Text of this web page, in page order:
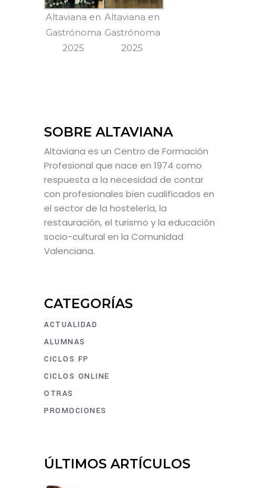
Altaviana en
Gastrónoma
2025
Altaviana en
Gastrónoma
2025
SOBRE ALTAVIANA
Altaviana es un Centro de Formación
Profesional que nace en 1974 como
respuesta a la necesidad de contar
con profesionales bien cualificados en
el sector de la hostelería, la
restauración, el turismo y la educación
socio-cultural en la Comunidad
Valenciana.
CATEGORÍAS
ACTUALIDAD
ALUMNAS
CICLOS FP
CICLOS ONLINE
OTRAS
PROMOCIONES
ÚLTIMOS ARTÍCULOS